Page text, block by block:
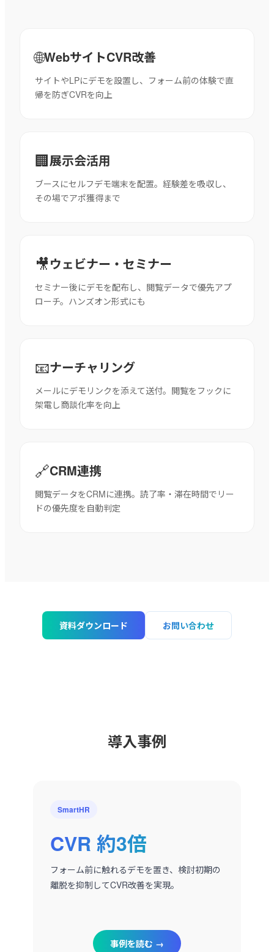
🌐WebサイトCVR改善
サイトやLPにデモを設置し、フォーム前の体験で直
帰を防ぎCVRを向上
🏢展示会活用
ブースにセルフデモ端末を配置。経験差を吸収し、
その場でアポ獲得まで
🎥ウェビナー・セミナー
セミナー後にデモを配布し、閲覧データで優先アプ
ローチ。ハンズオン形式にも
📧ナーチャリング
メールにデモリンクを添えて送付。閲覧をフックに
架電し商談化率を向上
🔗CRM連携
閲覧データをCRMに連携。読了率・滞在時間でリー
ドの優先度を自動判定
資料ダウンロード お問い合わせ
導入事例
SmartHR
CVR 約3倍
フォーム前に触れるデモを置き、検討初期の
離脱を抑制してCVR改善を実現。
事例を読む →